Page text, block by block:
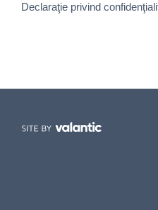
Declaraţie privind